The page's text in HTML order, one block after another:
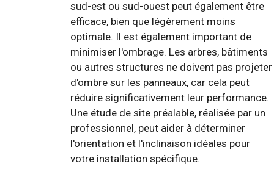
sud-est ou sud-ouest peut également être
efficace, bien que légèrement moins
optimale. Il est également important de
minimiser l'ombrage. Les arbres, bâtiments
ou autres structures ne doivent pas projeter
d'ombre sur les panneaux, car cela peut
réduire significativement leur performance.
Une étude de site préalable, réalisée par un
professionnel, peut aider à déterminer
l'orientation et l'inclinaison idéales pour
votre installation spécifique.